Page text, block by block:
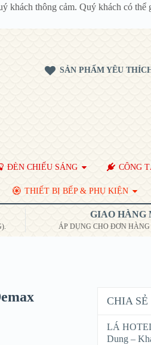
khách thông cảm. Quý khách có
SẢN PHẨM YÊU
ĐÈN CHIẾU SÁNG CÔNG
THIẾT BỊ BẾP & PHỤ KIỆN
GIAO HÀNG
ÁP DỤNG CHO ĐƠN HÀNG
CHIA SẺ
LÁ
Dung –